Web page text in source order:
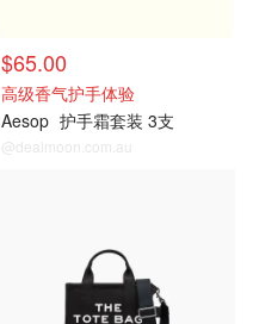
$65.00
高级香气护手体验
Aesop 护手霜套装 3支
@dealmoon.com.au